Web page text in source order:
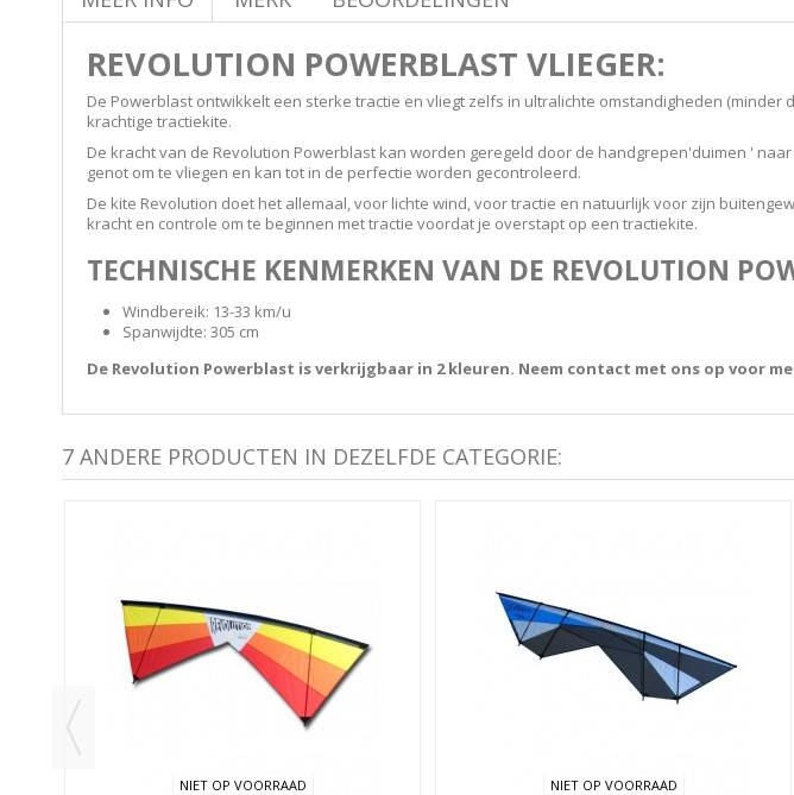
REVOLUTION POWERBLAST VLIEGER:
De Powerblast ontwikkelt een sterke tractie en vliegt zelfs in ultralichte omstandigheden
krachtige tractiekite.
De kracht van de Revolution Powerblast kan worden geregeld door de handgrepen'duimen '
genot om te vliegen en kan tot in de perfectie worden gecontroleerd.
De kite Revolution doet het allemaal, voor lichte wind, voor tractie en natuurlijk voor zijn
kracht en controle om te beginnen met tractie voordat je overstapt op een tractiekite.
TECHNISCHE KENMERKEN VAN DE REVOLUTION
Windbereik: 13-33 km/u
Spanwijdte: 305 cm
De Revolution Powerblast is verkrijgbaar in 2 kleuren. Neem contact met ons op voor
7 ANDERE PRODUCTEN IN DEZELFDE CATEGORIE:
NIET OP VOORRAAD NIET OP VOORRAAD